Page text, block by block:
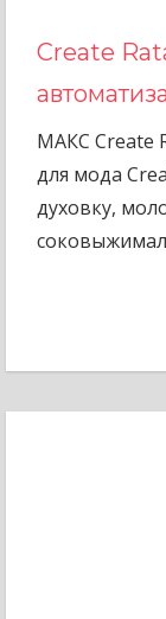
Create
МАКС Create
для мода
духовку,